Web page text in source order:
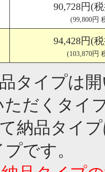
90,728円(
(99,800円
94,428円(
(103,870円
タイプは
だくタイ
納品タイ
です。